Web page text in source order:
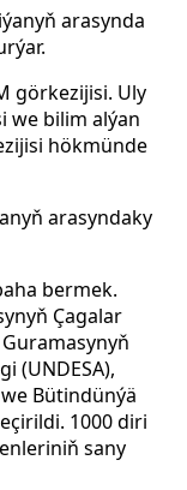
arasynda
görkezijisi. Uly
we bilim alýan
hökmünde
arasyndaky
bermek.
Çagalar
(UNDESA),
Bütindünýä
1000 diri
sany